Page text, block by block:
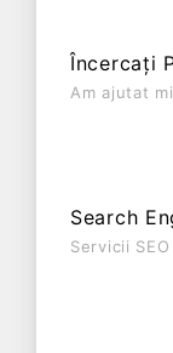
Încercați
Am ajutat
Search
Servicii